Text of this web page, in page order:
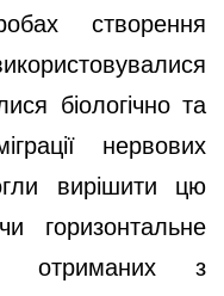
створення
біологічно та
нервових
вирішити цю
горизонтальне
отриманих з